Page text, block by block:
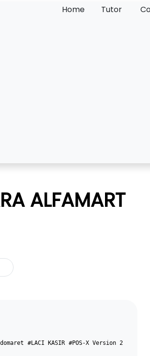
Home Tutor
ALFAMART
#LACI KASIR #POS-X Version 2